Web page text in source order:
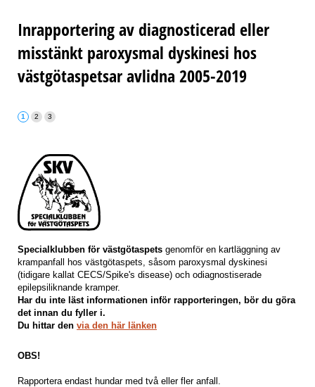
Inrapportering av diagnosticerad eller
misstänkt paroxysmal dyskinesi hos
västgötaspetsar avlidna 2005-2019
Specialklubben för västgötaspets genomför en kartläggning av
krampanfall hos västgötaspets, såsom paroxysmal dyskinesi
(tidigare kallat CECS/Spike's disease) och odiagnostiserade
epilepsiliknande kramper.
Har du inte läst informationen inför rapporteringen, bör du göra
det innan du fyller i.
Du hittar den via den här länken
OBS!
Rapportera endast hundar med två eller fler anfall.